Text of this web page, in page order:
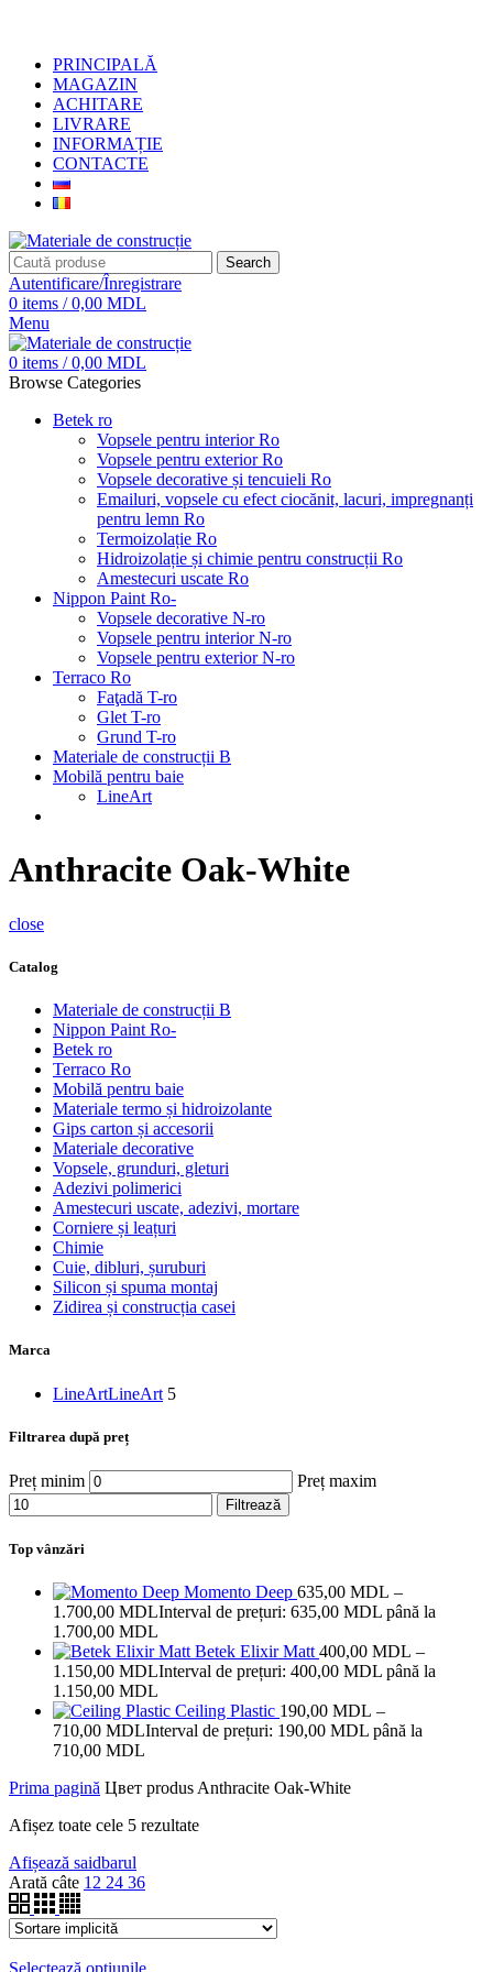
PRINCIPALĂ
MAGAZIN
ACHITARE
LIVRARE
INFORMAȚIE
CONTACTE
Search
Autentificare/Înregistrare
0 items / 0,00 MDL
Menu
0 items / 0,00 MDL
Browse Categories
Betek ro
Vopsele pentru interior Ro
Vopsele pentru exterior Ro
Vopsele decorative și tencuieli Ro
Emailuri, vopsele cu efect ciocănit, lacuri, impregnanți
pentru lemn Ro
Termoizolație Ro
Hidroizolație și chimie pentru construcții Ro
Amestecuri uscate Ro
Nippon Paint Ro-
Vopsele decorative N-ro
Vopsele pentru interior N-ro
Vopsele pentru exterior N-ro
Terraco Ro
Faţadă T-ro
Glet T-ro
Grund T-ro
Materiale de construcții B
Mobilă pentru baie
LineArt
Anthracite Oak-White
close
Catalog
Materiale de construcții B
Nippon Paint Ro-
Betek ro
Terraco Ro
Mobilă pentru baie
Materiale termo și hidroizolante
Gips carton și accesorii
Materiale decorative
Vopsele, grunduri, gleturi
Adezivi polimerici
Amestecuri uscate, adezivi, mortare
Corniere și leațuri
Chimie
Cuie, dibluri, șuruburi
Silicon și spuma montaj
Zidirea și construcția casei
Marca
LineArtLineArt 5
Filtrarea după preț
Preț minim Preț maxim
Filtrează
Top vânzări
Momento Deep 635,00 MDL –
1.700,00 MDLInterval de prețuri: 635,00 MDL până la
1.700,00 MDL
Betek Elixir Matt 400,00 MDL –
1.150,00 MDLInterval de prețuri: 400,00 MDL până la
1.150,00 MDL
Ceiling Plastic 190,00 MDL –
710,00 MDLInterval de prețuri: 190,00 MDL până la
710,00 MDL
Prima pagină Цвет produs Anthracite Oak-White
Afișez toate cele 5 rezultate
Afișează saidbarul
Arată câte 12 24 36